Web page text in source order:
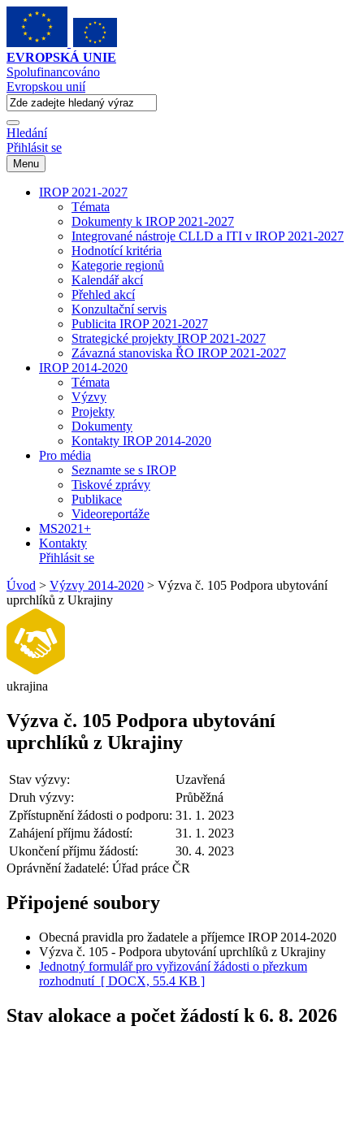
EVROPSKÁ UNIE
Spolufinancováno
Evropskou unií
Hledání
Přihlásit se
Menu
IROP 2021-2027
Témata
Dokumenty k IROP 2021-2027
Integrované nástroje CLLD a ITI v IROP 2021-2027
Hodnotící kritéria
Kategorie regionů
Kalendář akcí
Přehled akcí
Konzultační servis
Publicita IROP 2021-2027
Strategické projekty IROP 2021-2027
Závazná stanoviska ŘO IROP 2021-2027
IROP 2014-2020
Témata
Výzvy
Projekty
Dokumenty
Kontakty IROP 2014-2020
Pro média
Seznamte se s IROP
Tiskové zprávy
Publikace
Videoreportáže
MS2021+
Kontakty
Přihlásit se
Úvod > Výzvy 2014-2020 > Výzva č. 105 Podpora ubytování
uprchlíků z Ukrajiny
ukrajina
Výzva č. 105 Podpora ubytování
uprchlíků z Ukrajiny
Stav výzvy:
Uzavřená
Druh výzvy:
Průběžná
Zpřístupnění žádosti o podporu: 31. 1. 2023
Zahájení příjmu žádostí:
31. 1. 2023
Ukončení příjmu žádostí:
30. 4. 2023
Oprávnění žadatelé: Úřad práce ČR
Připojené soubory
Obecná pravidla pro žadatele a příjemce IROP 2014-2020
Výzva č. 105 - Podpora ubytování uprchlíků z Ukrajiny
Jednotný formulář pro vyřizování žádosti o přezkum
rozhodnutí [ DOCX, 55.4 KB ]
Stav alokace a počet žádostí k 6. 8. 2026